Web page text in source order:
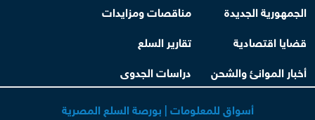
الجمهورية الجديدة
مناقصات ومزايدات
قضايا اقتصادية
تقارير السلع
أخبار الموانئ والشحن
دراسات الجدوى
أسواق للمعلومات | بورصة السلع المصرية